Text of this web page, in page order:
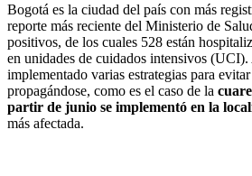
Bogotá es la ciudad del país con más
reporte más reciente del Ministerio de
positivos, de los cuales 528 están h
en unidades de cuidados intensivos
implementado varias estrategias para
propagándose, como es el caso de la
partir de junio se implementó en la
más afectada.